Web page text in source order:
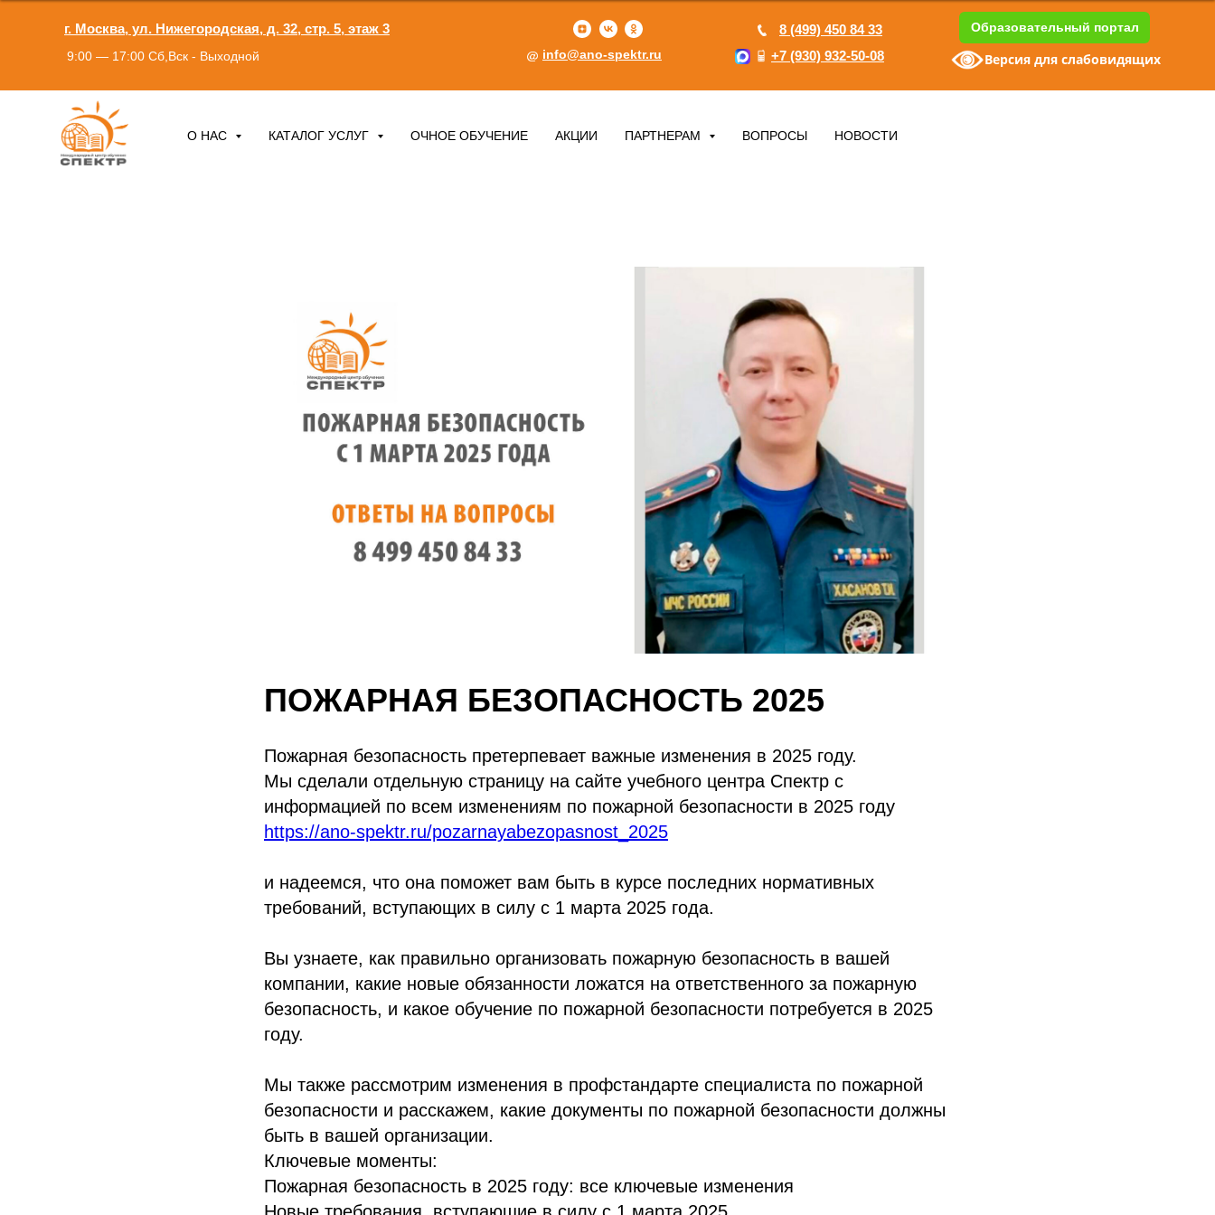
Образовательный портал
г. Москва, ул. Нижегородская, д. 32, стр. 5, этаж 3
+7 (930) 932-50-08
8 (499) 450 84 33
info@ano-spektr.ru
9:00 — 17:00 Сб,Вск - Выходной Версия для слабовидящих
О НАС КАТАЛОГ УСЛУГ ОЧНОЕ ОБУЧЕНИЕ АКЦИИ ПАРТНЕРАМ ВОПРОСЫ НОВОСТИ
ПОЖАРНАЯ БЕЗОПАСНОСТЬ 2025
Пожарная безопасность претерпевает важные изменения в 2025 году.
Мы сделали отдельную страницу на сайте учебного центра Спектр с
информацией по всем изменениям по пожарной безопасности в 2025 году
https://ano-spektr.ru/pozarnayabezopasnost_2025
и надеемся, что она поможет вам быть в курсе последних нормативных
требований, вступающих в силу с 1 марта 2025 года.
Вы узнаете, как правильно организовать пожарную безопасность в вашей
компании, какие новые обязанности ложатся на ответственного за пожарную
безопасность, и какое обучение по пожарной безопасности потребуется в 2025
году.
Мы также рассмотрим изменения в профстандарте специалиста по пожарной
безопасности и расскажем, какие документы по пожарной безопасности должны
быть в вашей организации.
Ключевые моменты:
Пожарная безопасность в 2025 году: все ключевые изменения
Новые требования, вступающие в силу с 1 марта 2025